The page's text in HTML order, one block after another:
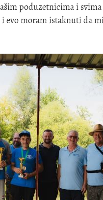
poduzetnicima i
evo moram istaknuti da